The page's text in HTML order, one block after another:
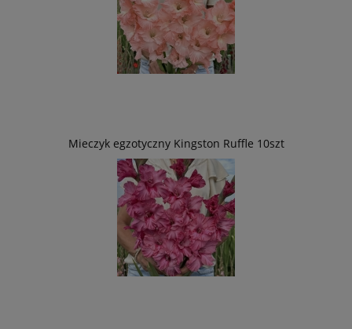
Mieczyk egzotyczny Kingston Ruffle 10szt